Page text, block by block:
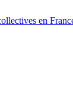
en